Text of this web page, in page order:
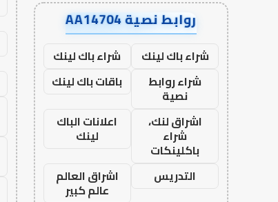
روابط نصية AA14704
شراء باك لينك
شراء باك لينك
شراء روابط
نصية
باقات باك لينك
اشراق لنك،
شراء
باكلينكات
اعلانات الباك
لينك
التدريس
اشراق العالم
عالم كبير